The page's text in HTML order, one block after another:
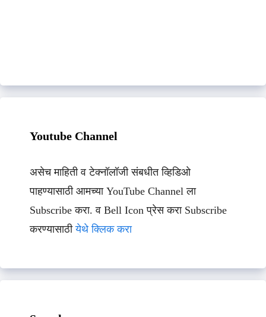
Youtube Channel
असेच माहिती व टेक्नॉलॉजी संबधीत व्हिडिओ
पाहण्यासाठी आमच्या YouTube Channel ला
Subscribe करा. व Bell Icon प्रेस करा Subscribe
करण्यासाठीयेथे क्लिक करा